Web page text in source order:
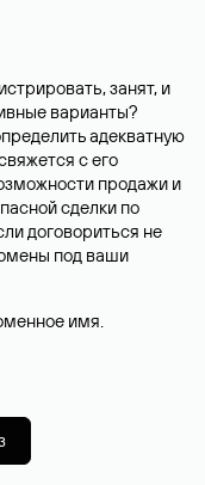
занят, и
варианты?
адекватную
с его
продажи и
сделки по
договориться не
под ваши
имя.